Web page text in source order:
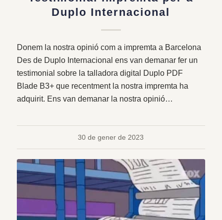
Duplo Internacional
Donem la nostra opinió com a impremta a Barcelona
Des de Duplo Internacional ens van demanar fer un
testimonial sobre la talladora digital Duplo PDF
Blade B3+ que recentment la nostra impremta ha
adquirit. Ens van demanar la nostra opinió…
30 de gener de 2023